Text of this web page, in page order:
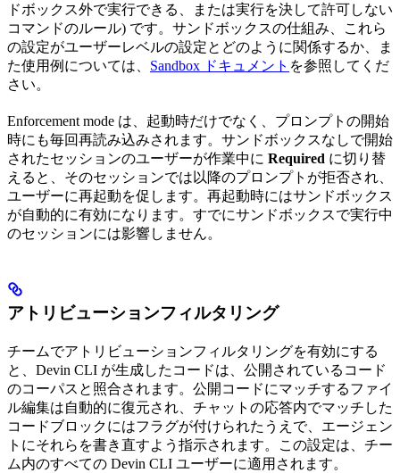
ドボックス外で実行できる、または実行を決して許可しない
コマンドのルール) です。サンドボックスの仕組み、これら
の設定がユーザーレベルの設定とどのように関係するか、ま
た使用例については、 Sandbox ドキュメント を参照してくだ
さい。
Enforcement mode は、起動時だけでなく、プロンプトの開始
時にも毎回再読み込みされます。サンドボックスなしで開始
されたセッションのユーザーが作業中に Required に切り替
えると、そのセッションでは以降のプロンプトが拒否され、
ユーザーに再起動を促します。再起動時にはサンドボックス
が自動的に有効になります。すでにサンドボックスで実行中
のセッションには影響しません。
アトリビューションフィルタリング
チームでアトリビューションフィルタリングを有効にする
と、Devin CLI が生成したコードは、公開されているコード
のコーパスと照合されます。公開コードにマッチするファイ
ル編集は自動的に復元され、チャットの応答内でマッチした
コードブロックにはフラグが付けられたうえで、エージェン
トにそれらを書き直すよう指示されます。この設定は、チー
ム内のすべての Devin CLI ユーザーに適用されます。